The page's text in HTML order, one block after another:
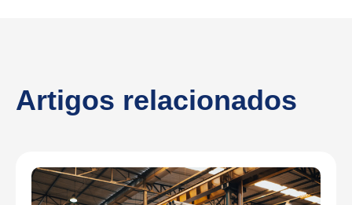
Artigos relacionados